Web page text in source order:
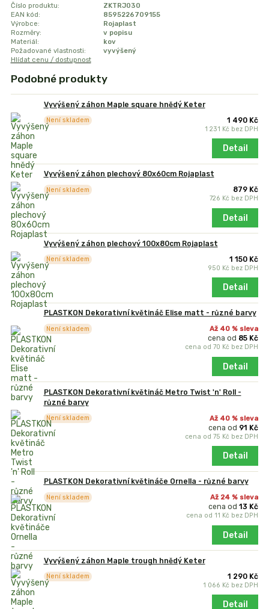
Číslo produktu:
ZKTRJ030
EAN kód:
8595226709155
Výrobce:
Rojaplast
Rozměry:
v popisu
Materiál:
kov
Požadované vlastnosti:
vyvýšený
Hlídat cenu / dostupnost
Podobné produkty
Vyvýšený záhon Maple square hnědý Keter
1 490 Kč
1 231 Kč bez DPH
Není skladem
Detail
Vyvýšený záhon plechový 80x60cm Rojaplast
879 Kč
726 Kč bez DPH
Není skladem
Detail
Vyvýšený záhon plechový 100x80cm Rojaplast
1 150 Kč
950 Kč bez DPH
Není skladem
Detail
PLASTKON Dekorativní květináč Elise matt - různé barvy
Až 40 % sleva
cena od 85 Kč
cena od70 Kč bez DPH
Není skladem
Detail
PLASTKON Dekorativní květináč Metro Twist 'n' Roll -
různé barvy
Až 40 % sleva
cena od 91 Kč
cena od75 Kč bez DPH
Není skladem
Detail
PLASTKON Dekorativní květináče Ornella - různé barvy
Až 24 % sleva
cena od13 Kč
cena od11 Kč bez DPH
Není skladem
Detail
Vyvýšený záhon Maple trough hnědý Keter
1 290 Kč
1 066 Kč bez DPH
Není skladem
Detail